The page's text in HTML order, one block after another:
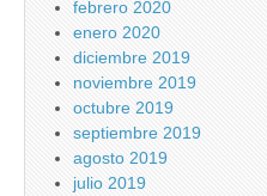
febrero 2020
enero 2020
diciembre 2019
noviembre 2019
octubre 2019
septiembre 2019
agosto 2019
julio 2019